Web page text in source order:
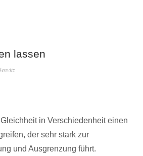
lassen
in Verschiedenheit einen
der sehr stark zur
und Ausgrenzung führt.